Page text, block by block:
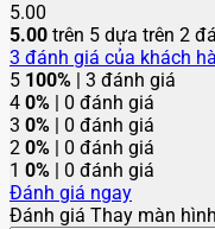
5.00
5.00 trên 5 dựa trên 2
3 đánh giá của khách
5 100% | 3 đánh giá
4 0% | 0 đánh giá
3 0% | 0 đánh giá
2 0% | 0 đánh giá
1 0% | 0 đánh giá
Đánh giá ngay
Đánh giá Thay màn